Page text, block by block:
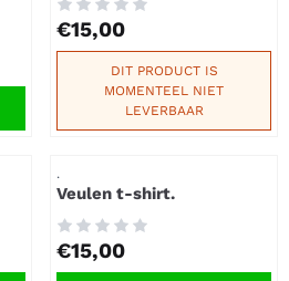
Prijs: 15,00
€15,00
DIT PRODUCT IS
MOMENTEEL NIET
LEVERBAAR
Artikelnummer
.
Veulen t-shirt.
Prijs: 15,00
€15,00